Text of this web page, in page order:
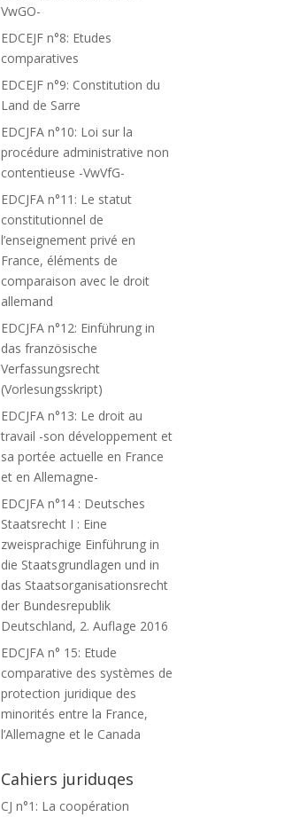
VwGO-
EDCEJF n°8: Etudes
comparatives
EDCEJF n°9: Constitution du
Land de Sarre
EDCJFA n°10: Loi sur la
procédure administrative non
contentieuse -VwVfG-
EDCJFA n°11: Le statut
constitutionnel de
l’enseignement privé en
France, éléments de
comparaison avec le droit
allemand
EDCJFA n°12: Einführung in
das französische
Verfassungsrecht
(Vorlesungsskript)
EDCJFA n°13: Le droit au
travail -son développement et
sa portée actuelle en France
et en Allemagne-
EDCJFA n°14 : Deutsches
Staatsrecht I : Eine
zweisprachige Einführung in
die Staatsgrundlagen und in
das Staatsorganisationsrecht
der Bundesrepublik
Deutschland, 2. Auflage 2016
EDCJFA n° 15: Etude
comparative des systèmes de
protection juridique des
minorités entre la France,
l’Allemagne et le Canada
Cahiers juriduqes
CJ n°1: La coopération